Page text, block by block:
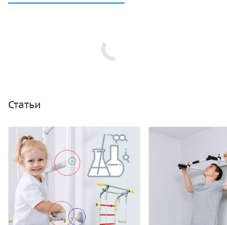
Статьи